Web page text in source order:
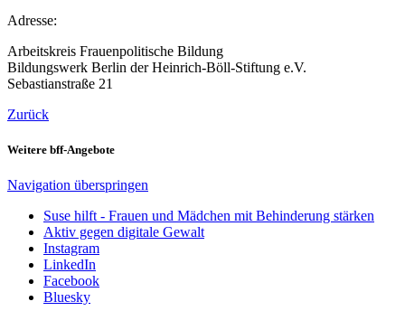
Adresse:
Arbeitskreis Frauenpolitische Bildung
Bildungswerk Berlin der Heinrich-Böll-Stiftung e.V.
Sebastianstraße 21
Zurück
Weitere bff-Angebote
Navigation überspringen
Suse hilft - Frauen und Mädchen mit Behinderung stärken
Aktiv gegen digitale Gewalt
Instagram
LinkedIn
Facebook
Bluesky